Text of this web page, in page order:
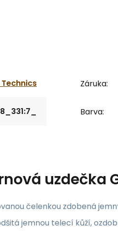
Technics Záruka:
Barva:
uzdečka
čelenkou zdobená
jemnou telecí kůží,